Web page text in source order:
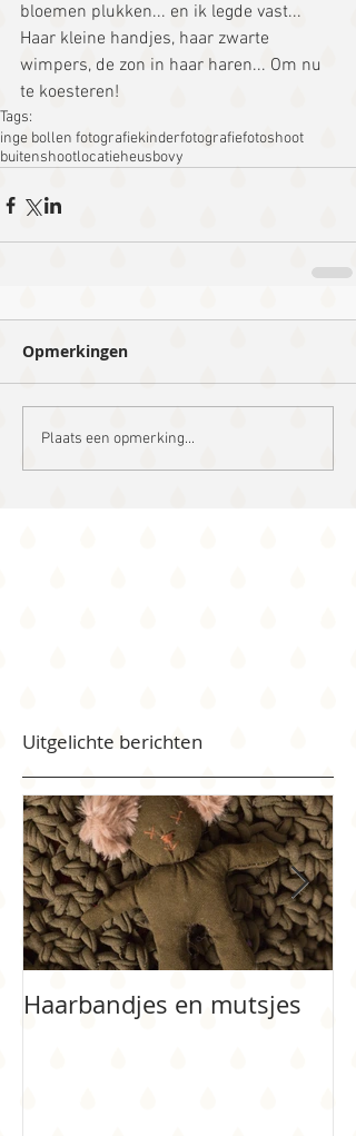
bloemen plukken... en ik legde vast...
Haar kleine handjes, haar zwarte
wimpers, de zon in haar haren... Om nu
te koesteren!
Tags:
inge bollen fotografiekinderfotografiefotoshoot
buitenshootlocatieheusbovy
Opmerkingen
Plaats een opmerking...
Uitgelichte berichten
Haarbandjes en mutsjes